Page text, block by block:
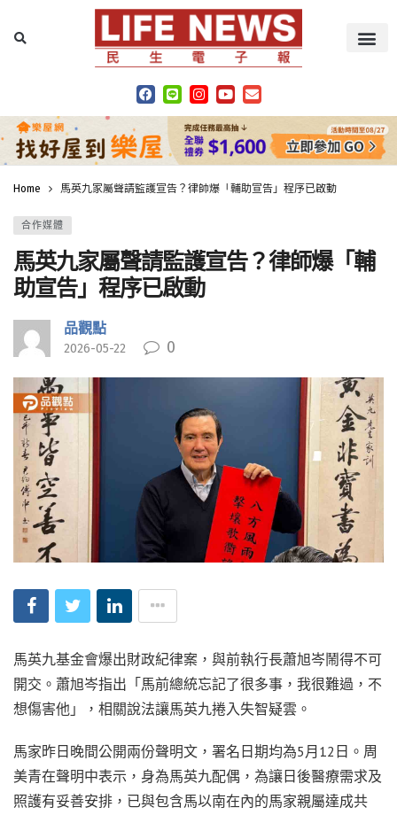
Home 馬英九家屬聲請監護宣告？律師爆「輔助宣告」程序已啟動
合作媒體
馬英九家屬聲請監護宣告？律師爆「輔
助宣告」程序已啟動
品觀點
2026-05-22 0
馬英九基金會爆出財政紀律案，與前執行長蕭旭岑鬧得不可
開交。蕭旭岑指出「馬前總統忘記了很多事，我很難過，不
想傷害他」，相關說法讓馬英九捲入失智疑雲。
馬家昨日晚間公開兩份聲明文，署名日期均為5月12日。周
美青在聲明中表示，身為馬英九配偶，為讓日後醫療需求及
照護有妥善安排，已與包含馬以南在內的馬家親屬達成共